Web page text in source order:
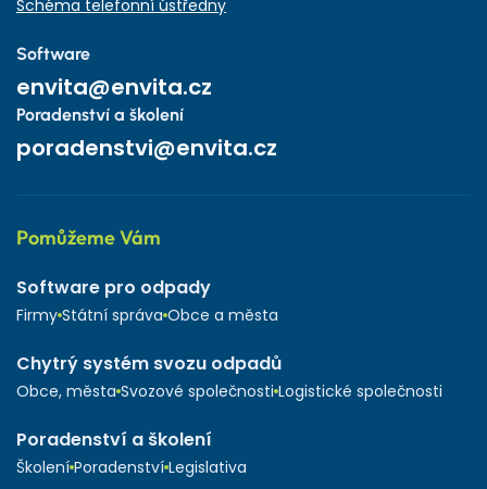
Schéma telefonní ústředny
Software
envita@envita.cz
Poradenství a školení
poradenstvi@envita.cz
Pomůžeme Vám
Software pro odpady
Firmy Státní správa Obce a města
Chytrý systém svozu odpadů
Obce, města Svozové společnosti Logistické společnosti
Poradenství a školení
Školení Poradenství Legislativa